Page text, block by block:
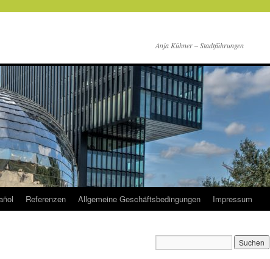
Anja Kühner – Stadtführungen
Referenzen Allgemeine Geschäftsbedingungen Impressum